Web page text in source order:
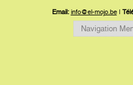
Email: info@el-mojo.be|